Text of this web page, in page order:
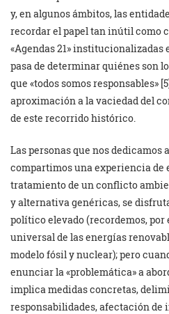
y, en algunos ámbitos, las
recordar el papel tan inútil como
«Agendas 21» institucionalizadas
pasa de determinar quiénes son
que «todos somos responsables»
aproximación a la vaciedad del
de este recorrido histórico.
Las personas que nos
compartimos una experiencia de
tratamiento de un conflicto
y alternativa genéricas, se
político elevado (recordemos,
universal de las energías
modelo fósil y nuclear); pero
enunciar la «problemática» a
implica medidas concretas,
responsabilidades, afectación de